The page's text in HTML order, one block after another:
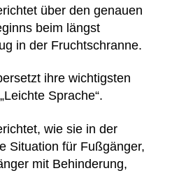
über den genauen
beim längst
in der Fruchtschranne.
ihre wichtigsten
Sprache“.
wie sie in der
Situation für Fußgänger,
mit Behinderung,